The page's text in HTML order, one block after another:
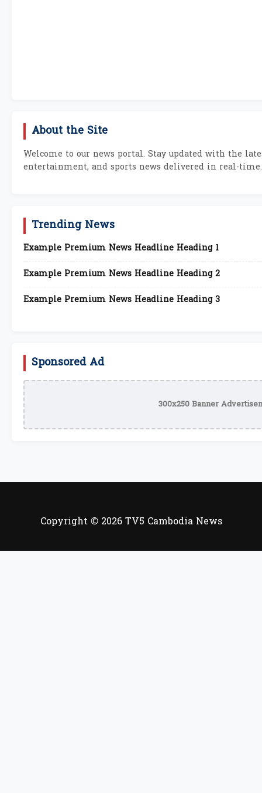
About the Site
Welcome to our news portal. Stay updated with the
entertainment, and sports news delivered in real-time.
Trending News
Example Premium News Headline Heading 1
Example Premium News Headline Heading 2
Example Premium News Headline Heading 3
Sponsored Ad
300x250 Banner
Copyright © 2026 TV5 Cambodia News